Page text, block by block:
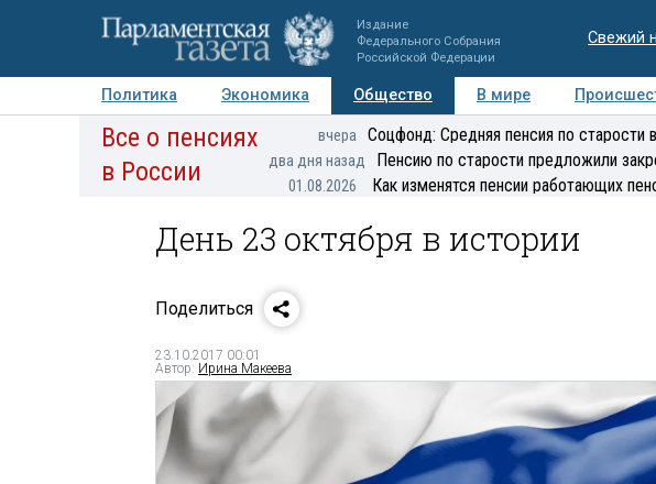
Издание
Федерального Собрания
Российской Федерации
Свежий
Политика Экономика Общество В мире
Авторы Персоны Мнения Регионы Медиацентр
Все о пенсиях
в России
вчера Соцфонд: Средняя пенсия по старости
два дня назад Пенсию по старости предложили
01.08.2026 Как изменятся пенсии работающих
День 23 октября в истории
Поделиться
23.10.2017 00:01
Автор: Ирина Макеева